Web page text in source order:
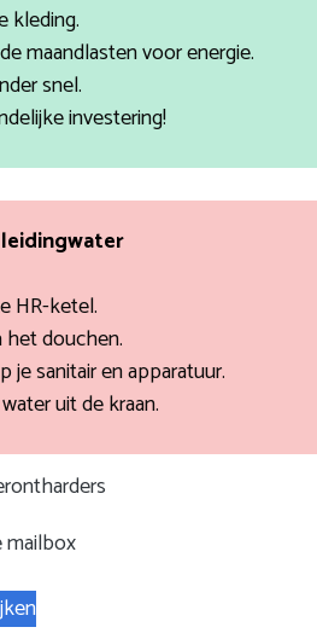
kleding.
maandlasten voor energie.
snel.
investering!
HR-ketel.
het douchen.
je sanitair en apparatuur.
uit de kraan.
mailbox